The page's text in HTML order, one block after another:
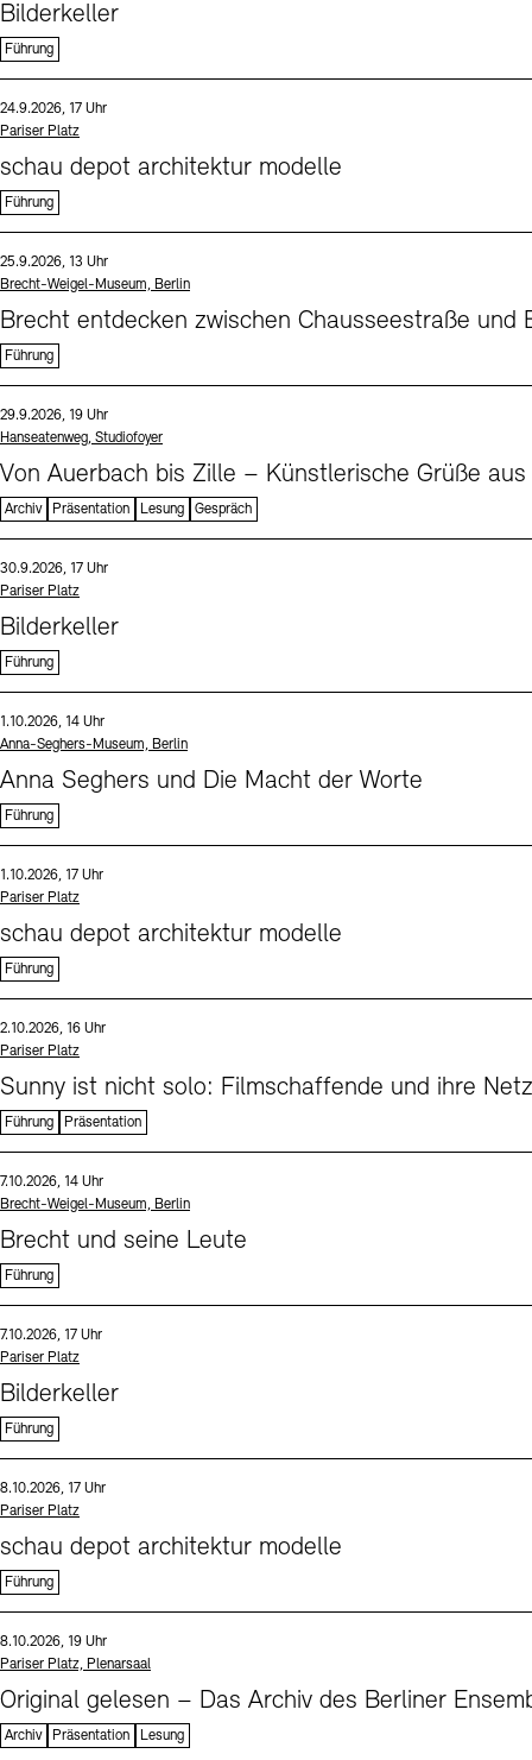
Bilderkeller
Führung
Datum und Uhrzeit:
24.9.2026, 17 Uhr
Standort
Pariser Platz
schau depot architektur modelle
Führung
Datum und Uhrzeit:
25.9.2026, 13 Uhr
Standort
Brecht-Weigel-Museum, Berlin
Brecht entdecken zwischen Chausseestraße und
Führung
Datum und Uhrzeit:
29.9.2026, 19 Uhr
Standort
Hanseatenweg, Studiofoyer
Von Auerbach bis Zille – Künstlerische Grüße aus
Archiv Präsentation Lesung Gespräch
Datum und Uhrzeit:
30.9.2026, 17 Uhr
Standort
Pariser Platz
Bilderkeller
Führung
Datum und Uhrzeit:
1.10.2026, 14 Uhr
Standort
Anna-Seghers-Museum, Berlin
Anna Seghers und Die Macht der Worte
Führung
Datum und Uhrzeit:
1.10.2026, 17 Uhr
Standort
Pariser Platz
schau depot architektur modelle
Führung
Datum und Uhrzeit:
2.10.2026, 16 Uhr
Standort
Pariser Platz
Sunny ist nicht solo: Filmschaffende und ihre
Führung Präsentation
Datum und Uhrzeit:
7.10.2026, 14 Uhr
Standort
Brecht-Weigel-Museum, Berlin
Brecht und seine Leute
Führung
Datum und Uhrzeit:
7.10.2026, 17 Uhr
Standort
Pariser Platz
Bilderkeller
Führung
Datum und Uhrzeit:
8.10.2026, 17 Uhr
Standort
Pariser Platz
schau depot architektur modelle
Führung
Datum und Uhrzeit:
8.10.2026, 19 Uhr
Standort
Pariser Platz, Plenarsaal
Original gelesen – Das Archiv des Berliner
Archiv Präsentation Lesung